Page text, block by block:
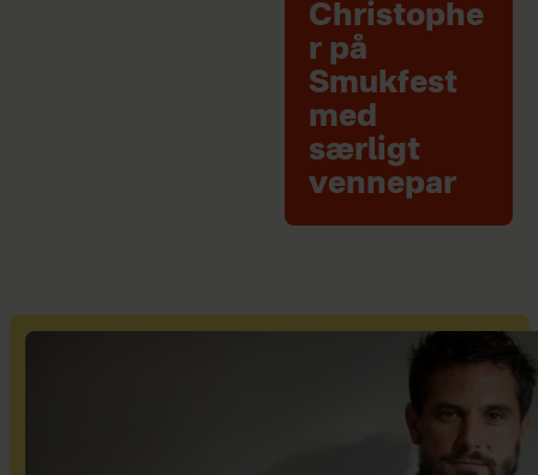
Christophe
r på
Smukfest
med
særligt
vennepar